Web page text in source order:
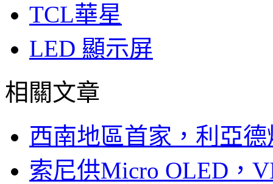
TCL華星
LED 顯示屏
相關文章
西南地區首家，利亞
索尼供Micro OLED，